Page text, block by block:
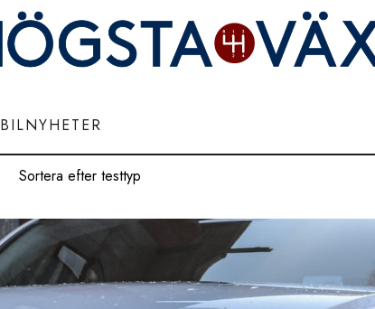
BILNYHETER
Sortera efter testtyp